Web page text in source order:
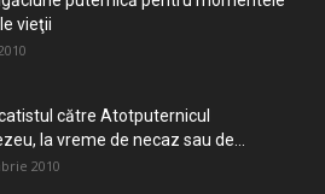
vieţii
către Atotputernicul
la vreme de necaz sau de...
2010